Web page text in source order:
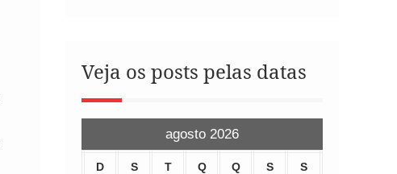
Veja os posts pelas datas
agosto 2026
D S T Q Q S S